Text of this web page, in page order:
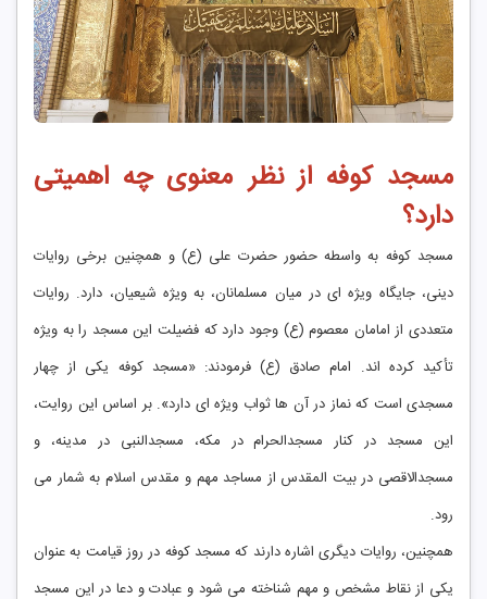
مسجد کوفه از نظر معنوی چه اهمیتی
دارد؟
مسجد کوفه به واسطه حضور حضرت علی (ع) و همچنین برخی روایات
دینی، جایگاه ویژه ای در میان مسلمانان، به ویژه شیعیان، دارد. روایات
متعددی از امامان معصوم (ع) وجود دارد که فضیلت این مسجد را به ویژه
تأکید کرده اند. امام صادق (ع) فرمودند: «مسجد کوفه یکی از چهار
مسجدی است که نماز در آن ها ثواب ویژه ای دارد». بر اساس این روایت،
این مسجد در کنار مسجدالحرام در مکه، مسجدالنبی در مدینه، و
مسجدالاقصی در بیت المقدس از مساجد مهم و مقدس اسلام به شمار می
رود.
همچنین، روایات دیگری اشاره دارند که مسجد کوفه در روز قیامت به عنوان
یکی از نقاط مشخص و مهم شناخته می شود و عبادت و دعا در این مسجد